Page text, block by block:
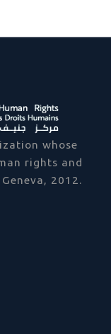
whose
rights and
2012.